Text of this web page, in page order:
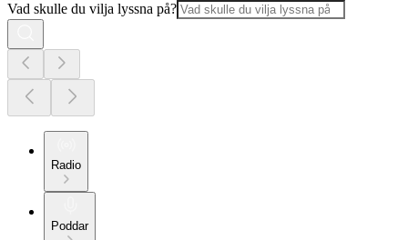
Vad skulle du vilja lyssna på?
Radio
Poddar